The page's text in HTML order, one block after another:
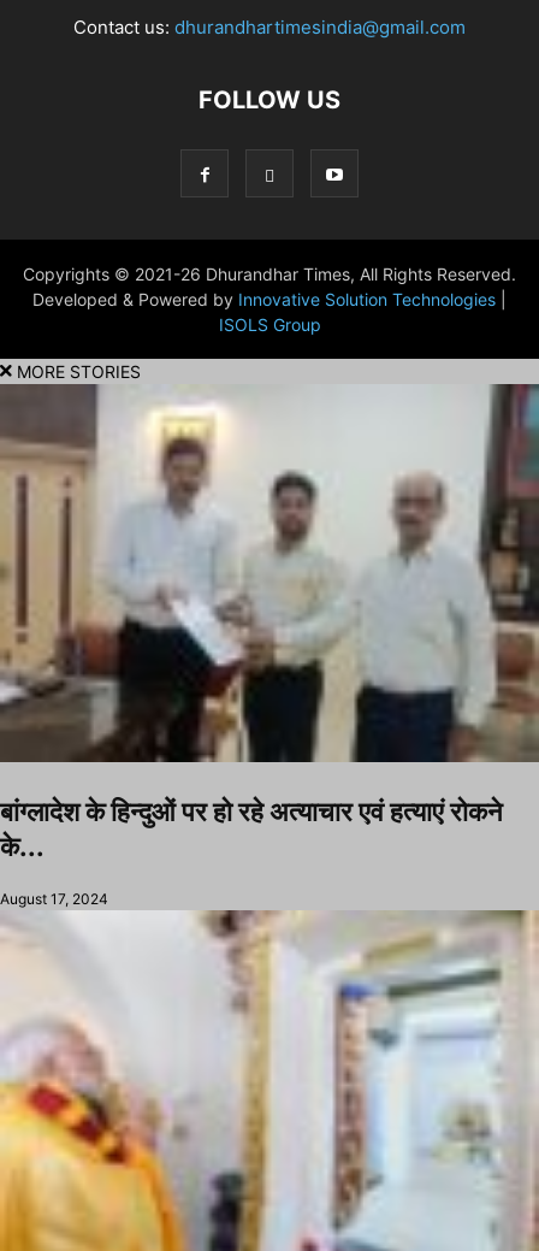
Contact us: dhurandhartimesindia@gmail.com
FOLLOW US
Copyrights © 2021-26 Dhurandhar Times, All Rights Reserved.
Developed & Powered by Innovative Solution Technologies
ISOLS Group
MORE STORIES
बांग्लादेश के हिन्दुओं पर हो रहे अत्याचार एवं हत्याएं रोकने
के...
August 17, 2024